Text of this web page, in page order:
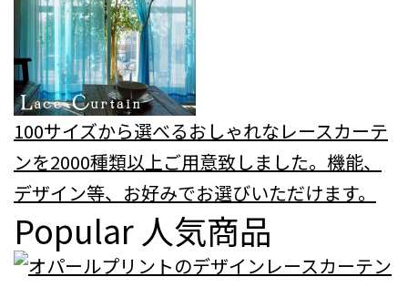
100サイズから選べるおしゃれなレースカーテ
ンを2000種類以上ご用意致しました。機能、
デザイン等、お好みでお選びいただけます。
Popular 人気商品